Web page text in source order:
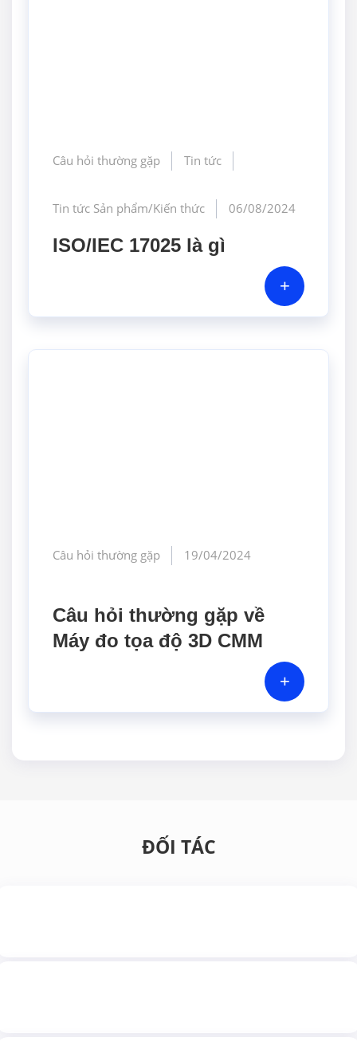
Câu hỏi thường gặp Tin tức
Tin tức Sản phẩm/Kiến thức 06/08/2024
ISO/IEC 17025 là gì
+
Câu hỏi thường gặp 19/04/2024
Câu hỏi thường gặp về
Máy đo tọa độ 3D CMM
+
ĐỐI TÁC